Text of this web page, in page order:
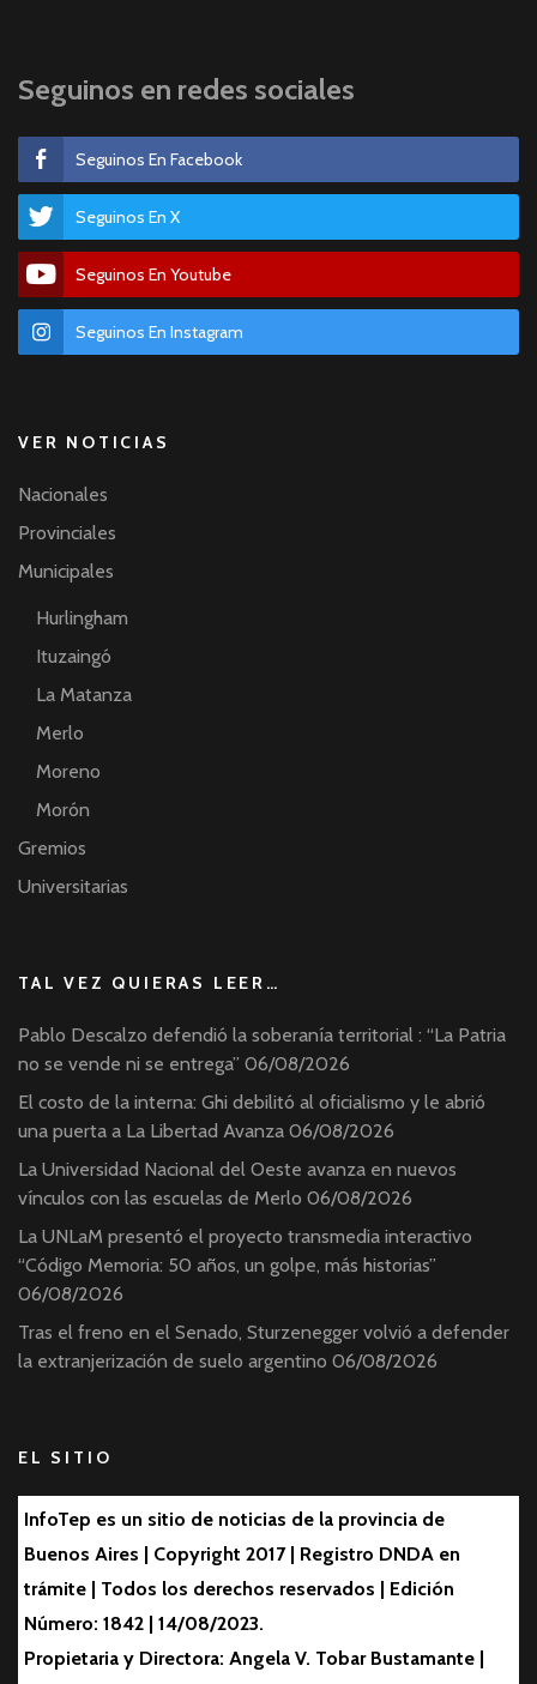
Seguinos en redes sociales
Seguinos En Facebook
Seguinos En X
Seguinos En Youtube
Seguinos En Instagram
VER NOTICIAS
Nacionales
Provinciales
Municipales
Hurlingham
Ituzaingó
La Matanza
Merlo
Moreno
Morón
Gremios
Universitarias
TAL VEZ QUIERAS LEER…
Pablo Descalzo defendió la soberanía territorial : “La Patria
no se vende ni se entrega” 06/08/2026
El costo de la interna: Ghi debilitó al oficialismo y le abrió
una puerta a La Libertad Avanza 06/08/2026
La Universidad Nacional del Oeste avanza en nuevos
vínculos con las escuelas de Merlo 06/08/2026
La UNLaM presentó el proyecto transmedia interactivo
“Código Memoria: 50 años, un golpe, más historias”
06/08/2026
Tras el freno en el Senado, Sturzenegger volvió a defender
la extranjerización de suelo argentino 06/08/2026
EL SITIO
InfoTep es un sitio de noticias de la provincia de
Buenos Aires | Copyright 2017 | Registro DNDA en
trámite | Todos los derechos reservados | Edición
Número: 1842 | 14/08/2023.
Propietaria y Directora: Angela V. Tobar Bustamante |